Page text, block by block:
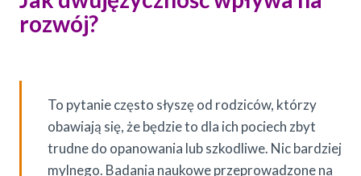
rozwój?
To pytanie często słyszę od rodziców, którzy
obawiają się, że będzie to dla ich pociech zbyt
trudne do opanowania lub szkodliwe. Nic bardziej
mylnego. Badania naukowe przeprowadzone na